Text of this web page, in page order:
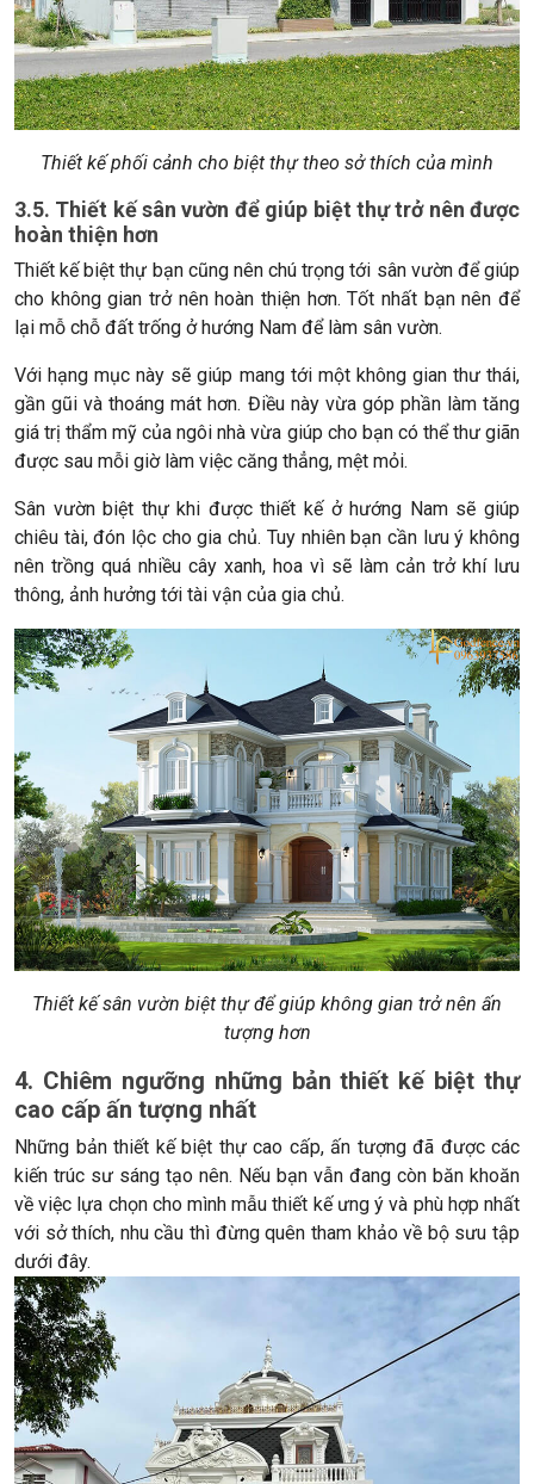
Thiết kế phối cảnh cho biệt thự theo sở thích của mình
3.5. Thiết kế sân vườn để giúp biệt thự trở nên được
hoàn thiện hơn
Thiết kế biệt thự bạn cũng nên chú trọng tới sân vườn để giúp
cho không gian trở nên hoàn thiện hơn. Tốt nhất bạn nên để
lại mỗ chỗ đất trống ở hướng Nam để làm sân vườn.
Với hạng mục này sẽ giúp mang tới một không gian thư thái,
gần gũi và thoáng mát hơn. Điều này vừa góp phần làm tăng
giá trị thẩm mỹ của ngôi nhà vừa giúp cho bạn có thể thư giãn
được sau mỗi giờ làm việc căng thẳng, mệt mỏi.
Sân vườn biệt thự khi được thiết kế ở hướng Nam sẽ giúp
chiêu tài, đón lộc cho gia chủ. Tuy nhiên bạn cần lưu ý không
nên trồng quá nhiều cây xanh, hoa vì sẽ làm cản trở khí lưu
thông, ảnh hưởng tới tài vận của gia chủ.
Thiết kế sân vườn biệt thự để giúp không gian trở nên ấn
tượng hơn
4. Chiêm ngưỡng những bản thiết kế biệt thự
cao cấp ấn tượng nhất
Những bản thiết kế biệt thự cao cấp, ấn tượng đã được các
kiến trúc sư sáng tạo nên. Nếu bạn vẫn đang còn băn khoăn
về việc lựa chọn cho mình mẫu thiết kế ưng ý và phù hợp nhất
với sở thích, nhu cầu thì đừng quên tham khảo về bộ sưu tập
dưới đây.